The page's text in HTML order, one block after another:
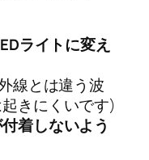
ライトに変え
線とは違う波
きにくいです)
着しないよう